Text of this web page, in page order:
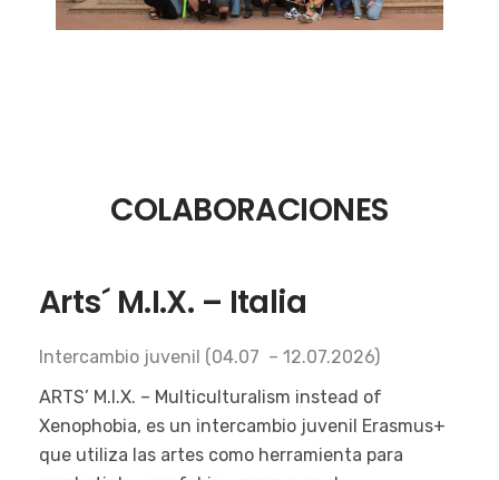
COLABORACIONES
Arts´ M.I.X. – Italia
Intercambio juvenil (04.07 – 12.07.2026)
ARTS’ M.I.X. – Multiculturalism instead of
Xenophobia, es un intercambio juvenil Erasmus+
que utiliza las artes como herramienta para